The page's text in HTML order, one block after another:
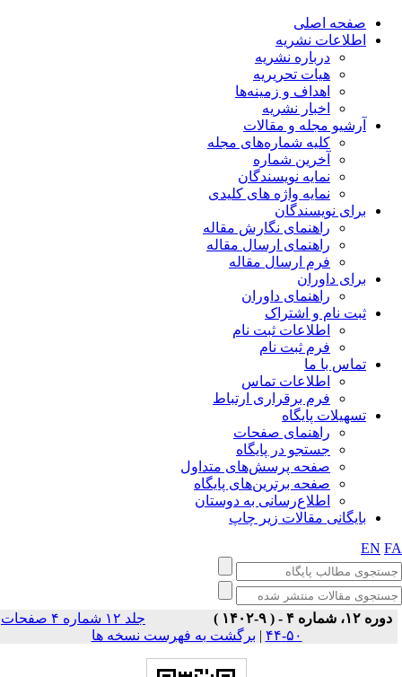
صفحه اصلی
اطلاعات نشریه
درباره نشریه
هیات تحریریه
اهداف و زمینه‌ها
اخبار نشریه
آرشیو مجله و مقالات
کلیه شماره‌های مجله
آخرین شماره
نمایه نویسندگان
نمایه واژه های کلیدی
برای نویسندگان
راهنمای نگارش مقاله
راهنمای ارسال مقاله
فرم ارسال مقاله
برای داوران
راهنمای داوران
ثبت نام و اشتراک
اطلاعات ثبت نام
فرم ثبت نام
تماس با ما
اطلاعات تماس
فرم برقراری ارتباط
تسهیلات پایگاه
راهنمای صفحات
جستجو در پایگاه
صفحه پرسش‌های متداول
صفحه برترین‌های پایگاه
اطلاع‌رسانی به دوستان
بایگانی مقالات زیر چاپ
EN
دوره ۱۲، شماره ۴ - ( ۹-۱۴۰۲ )
جلد ۱۲ شماره ۴ صفحات
۵۰-۴۴
| برگشت به فهرست نسخه ها